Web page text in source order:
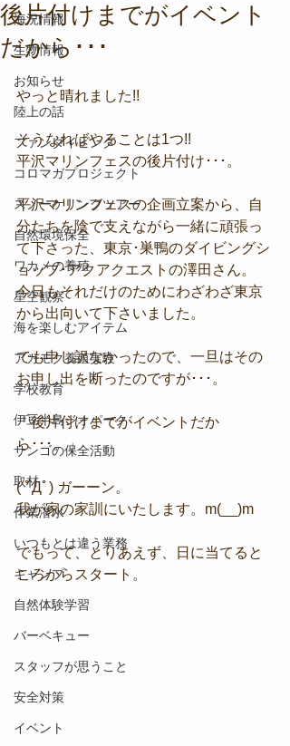
海況情報
生物情報
お知らせ
陸上の話
ファンダイビング
コロマガプロジェクト
スノーケリングツアー
自然環境保全
ワカメの養殖
星空観察
海を楽しむアイテム
アカモク養殖実験
学校教育
伊豆半島ジオパーク
サンゴの保全活動
取材
作業潜水
いつもとは違う業務
キャンプ
自然体験学習
バーベキュー
スタッフが思うこと
安全対策
イベント
後片付けまでがイベント
だから･･･
やっと晴れました!!
そうなればやることは1つ!!
平沢マリンフェスの後片付け･･･。
平沢マリンフェスの企画立案から、自
分たちを陰で支えながら一緒に頑張っ
て下さった、東京･巣鴨のダイビングシ
ョップ･アクアクエストの澤田さん。
今日もそれだけのためにわざわざ東京
から出向いて下さいました。
でも申し訳なかったので、一旦はその
お申し出を断ったのですが･･･。
「後片付けまでがイベントだか
ら･･･。」
( ﾟДﾟ) ガーーン。
我が家の家訓にいたします。m(__)m
でもって、とりあえず、日に当てると
ころからスタート。